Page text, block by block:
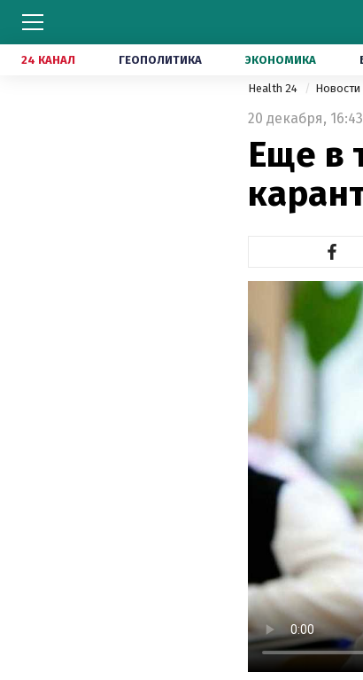
24 КАНАЛ ГЕОПОЛИТИКА ЭКОНОМИКА
Health 24 Новости
20 декабря, 16:43
Еще в